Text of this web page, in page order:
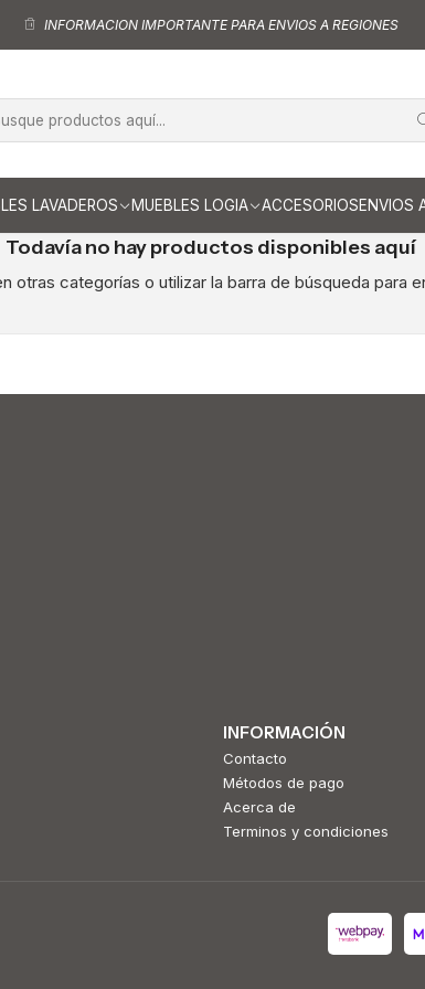
LAVADEROS MUEBLES LOGIA ACCESORIOSENVIOS
INFORMACION IMPORTANTE PARA ENVIOS A REGIONES
de Cocina Cubiertas para cocina Cubiertas para cocina
para cocina de 180
Todavía no hay productos disponibles aquí
otras categorías o utilizar la barra de búsqueda para
INFORMACIÓN
Contacto
Métodos de pago
Acerca de
Terminos y condiciones